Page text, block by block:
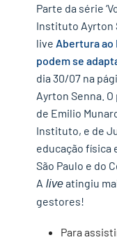
Parte da série
Instituto Ayrton
live Abertura ao
podem se
dia 30/07 na
Ayrton Senna.
de Emilio
Instituto, e de
educação física
São Paulo e do
A liveatingiu
gestores!
Para